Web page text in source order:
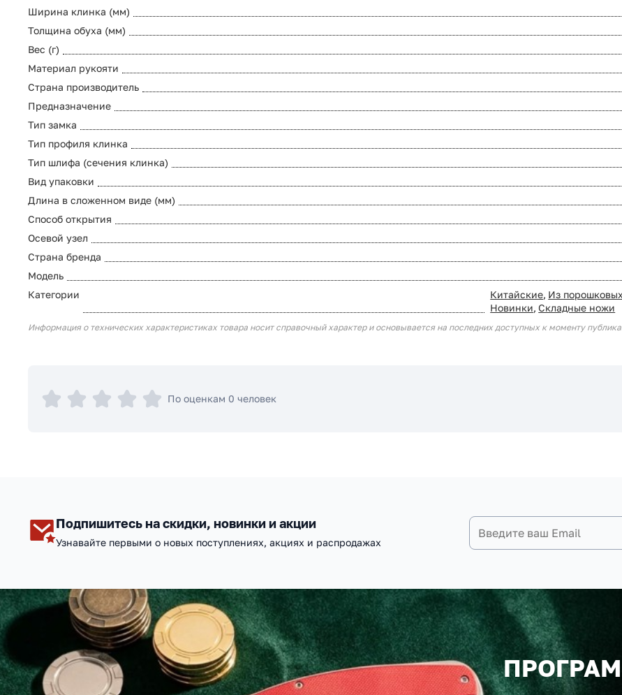
Ширина клинка (мм)
Толщина обуха (мм)
Вес (г)
Материал рукояти
Страна производитель
Предназначение
Тип замка
Тип профиля клинка
Тип шлифа (сечения клинка)
Вид упаковки
Длина в сложенном виде (мм)
Способ открытия
Осевой узел
Страна бренда
Модель
Категории
Китайские, Из
Новинки, Складные ножи
Информация о технических характеристиках товара носит справочный характер и основывается на последних доступных к моменту
По оценкам 0 человек
Подпишитесь на скидки, новинки и акции
Узнавайте первыми о новых поступлениях, акциях и распродажах